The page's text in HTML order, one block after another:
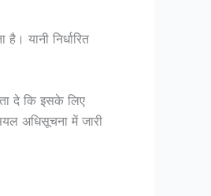
यानी निर्धारित
दे कि इसके लिए
अधिसूचना में जारी